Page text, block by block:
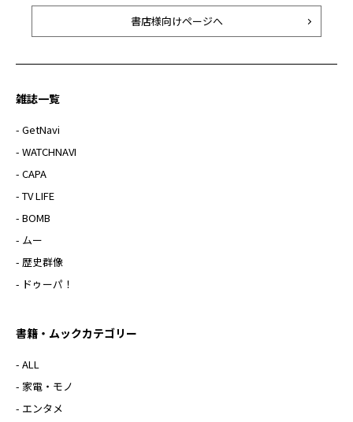
書店様向けページへ
雑誌一覧
- GetNavi
- WATCHNAVI
- CAPA
- TV LIFE
- BOMB
- ムー
- 歴史群像
- ドゥーパ！
書籍・ムックカテゴリー
- ALL
- 家電・モノ
- エンタメ